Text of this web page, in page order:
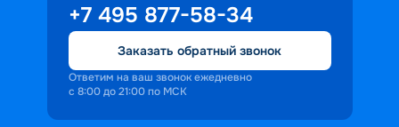
+7 495 877-58-34
Заказать обратный звонок
Ответим на ваш звонок ежедневно
с 8:00 до 21:00 по МСК